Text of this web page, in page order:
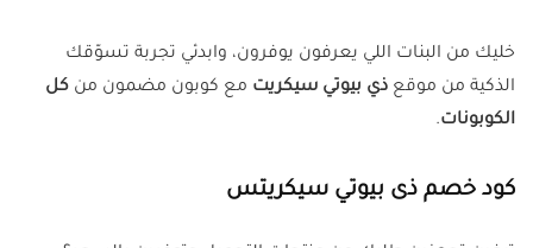
خليك من البنات اللي يعرفون يوفرون، وابدئي تجربة تسوّقك
الذكية من موقع ذي بيوتي سيكريت مع كوبون مضمون من كل
الكوبونات.
كود خصم ذى بيوتي سيكريتس